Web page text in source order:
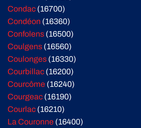
Condac (16700)
Condéon (16360)
Confolens (16500)
Coulgens (16560)
Coulonges (16330)
Courbillac (16200)
Courcôme (16240)
Courgeac (16190)
Courlac (16210)
La Couronne (16400)